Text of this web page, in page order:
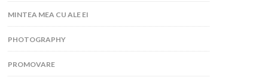
MINTEA MEA CU ALE EI
PHOTOGRAPHY
PROMOVARE